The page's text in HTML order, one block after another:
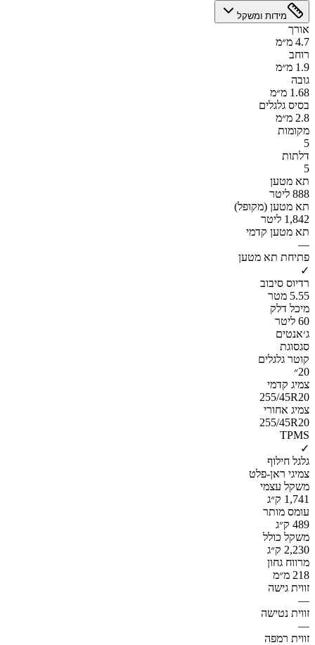
מידות ומשקל
אורך
4.7 מ״מ
רוחב
1.9 מ״מ
גובה
1.68 מ״מ
בסיס גלגלים
2.8 מ״מ
מקומות
5
דלתות
5
תא מטען
888 ליטר
תא מטען (מקופל)
1,842 ליטר
תא מטען קדמי
—
פתיחת תא מטען
✓
רדיוס סיבוב
5.55 מטר
מיכל דלק
60 ליטר
ג׳אנטים
סגסוגת
קוטר גלגלים
20״
צמיג קדמי
255/45R20
צמיג אחורי
255/45R20
TPMS
✓
גלגל חילוף
צמיגי ראן-פלט
משקל עצמי
1,741 ק״ג
עומס מותר
489 ק״ג
משקל כולל
2,230 ק״ג
מרווח גחון
218 מ״מ
זווית גישה
—
זווית נטישה
—
זווית רמפה